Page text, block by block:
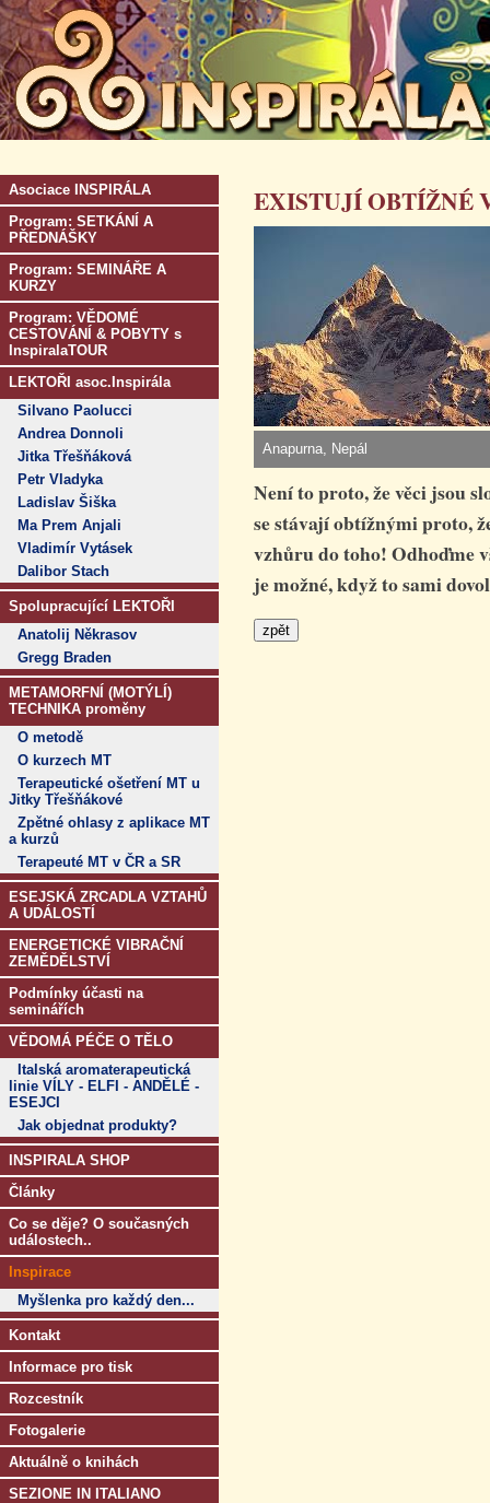
Asociace INSPIRÁLA
Program: SETKÁNÍ A
PŘEDNÁŠKY
Program: SEMINÁŘE A
KURZY
Program: VĚDOMÉ
CESTOVÁNÍ & POBYTY s
InspiralaTOUR
LEKTOŘI asoc.Inspirála
Silvano Paolucci
Andrea Donnoli
Jitka Třešňáková
Petr Vladyka
Ladislav Šiška
Ma Prem Anjali
Vladimír Vytásek
Dalibor Stach
Spolupracující LEKTOŘI
Anatolij Někrasov
Gregg Braden
METAMORFNÍ (MOTÝLÍ)
TECHNIKA proměny
O metodě
O kurzech MT
Terapeutické ošetření MT u
Jitky Třešňákové
Zpětné ohlasy z aplikace MT
a kurzů
Terapeuté MT v ČR a SR
ESEJSKÁ ZRCADLA VZTAHŮ
A UDÁLOSTÍ
ENERGETICKÉ VIBRAČNÍ
ZEMĚDĚLSTVÍ
Podmínky účasti na
seminářích
VĚDOMÁ PÉČE O TĚLO
Italská aromaterapeutická
linie VÍLY - ELFI - ANDĚLÉ -
ESEJCI
Jak objednat produkty?
INSPIRALA SHOP
Články
Co se děje? O současných
událostech..
Inspirace
Myšlenka pro každý den...
Kontakt
Informace pro tisk
Rozcestník
Fotogalerie
Aktuálně o knihách
SEZIONE IN ITALIANO
EXISTUJÍ OBTÍŽNÉ
Anapurna, Nepál
Není to proto, že věci jsou
se stávají obtížnými proto,
vzhůru do toho! Odhoďme
je možné, když to sami